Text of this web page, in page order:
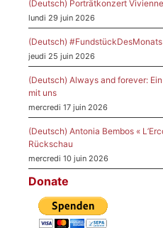
(Deutsch) Porträtkonzert
lundi 29 juin 2026
(Deutsch)
jeudi 25 juin 2026
(Deutsch) Always and forever:
mit uns
mercredi 17 juin 2026
(Deutsch) Antonia Bembos «
Rückschau
mercredi 10 juin 2026
Donate